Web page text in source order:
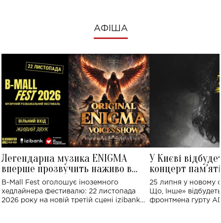
АФІША
Легендарна музика ENIGMA
вперше прозвучить наживо в
Україні: де відбудеться концерт
B-Mall Fest оголошує іноземного
хедлайнера фестивалю: 22 листопада
2026 року на новій третій сцені izibank
У Києві
концерт
Клименка:
виконають
25 липня у новому
Що, Інше»
фронтмена гурту